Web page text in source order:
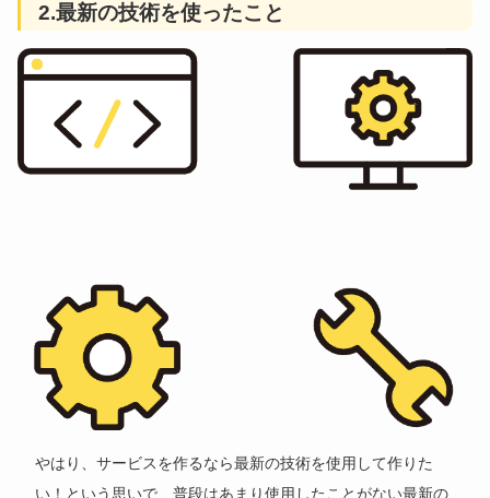
2.最新の技術を使ったこ と
やはり、サービスを作るなら最新の技術を使用して作りた
い！という思いで、普段はあまり使用したことがない最新の